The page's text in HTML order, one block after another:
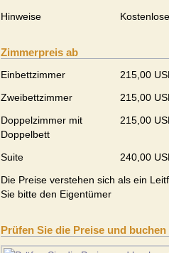
Hinweise
Zimmerpreis ab
Einbettzimmer
215,00
Zweibettzimmer
215,00
Doppelzimmer mit
Doppelbett
215,00
Suite
240,00
Die Preise verstehen sich als ein
Sie bitte den Eigentümer
Prüfen Sie die Preise und buchen